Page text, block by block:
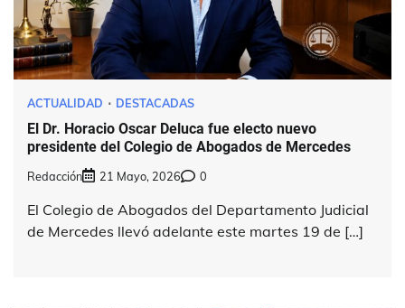
ACTUALIDAD DESTACADAS
El Dr. Horacio Oscar Deluca fue electo nuevo
presidente del Colegio de Abogados de Mercedes
Redacción 21 Mayo, 2026 0
El Colegio de Abogados del Departamento Judicial
de Mercedes llevó adelante este martes 19 de […]